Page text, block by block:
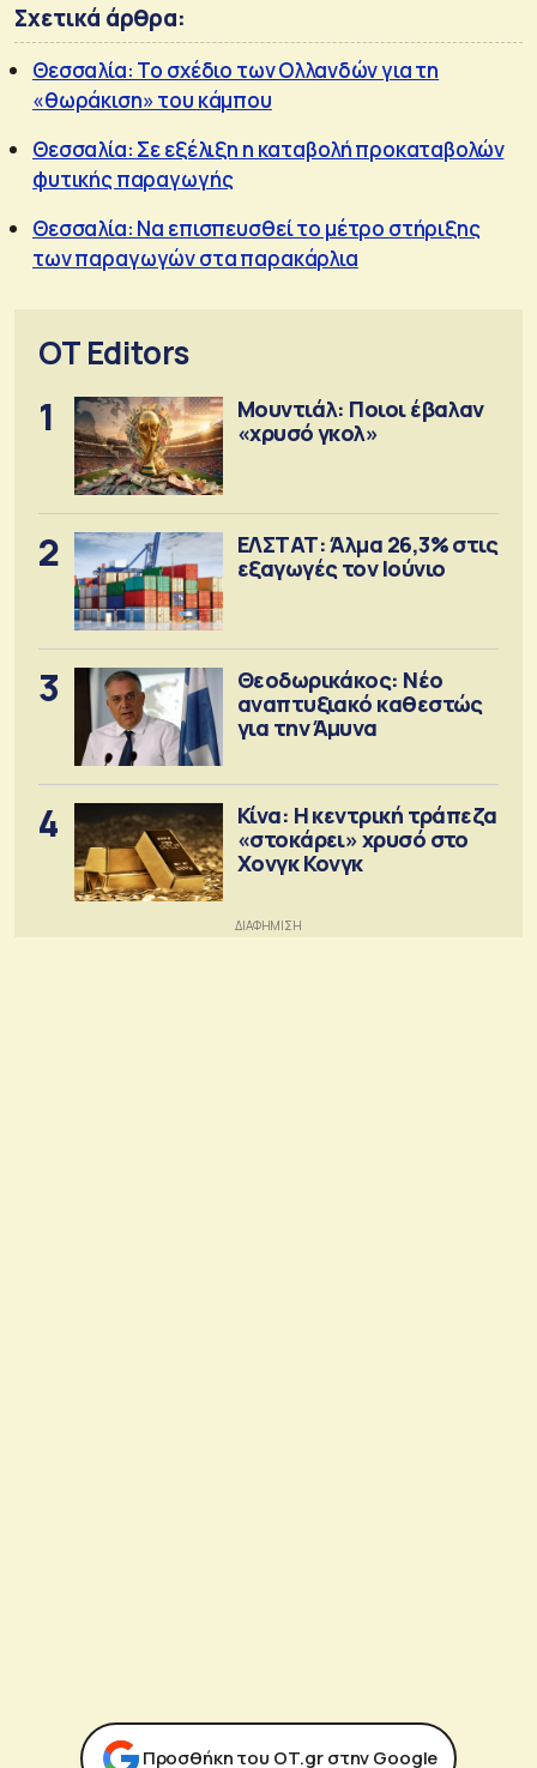
Σχετικά άρθρα:
Θεσσαλία: Το σχέδιο των Ολλανδών για τη
«θωράκιση» του κάμπου
Θεσσαλία: Σε εξέλιξη η καταβολή προκαταβολών
φυτικής παραγωγής
Θεσσαλία: Να επισπευσθεί το μέτρο στήριξης
των παραγωγών στα παρακάρλια
OT Editors
1
Μουντιάλ: Ποιοι έβαλαν
«χρυσό γκολ»
2
ΕΛΣΤΑΤ: Άλμα 26,3% στις
εξαγωγές τον Ιούνιο
3
Θεοδωρικάκος: Νέο
αναπτυξιακό καθεστώς
για την Άμυνα
4
Κίνα: Η κεντρική τράπεζα
«στοκάρει» χρυσό στο
Χονγκ Κονγκ
Προσθήκη του ΟΤ.gr στην Google